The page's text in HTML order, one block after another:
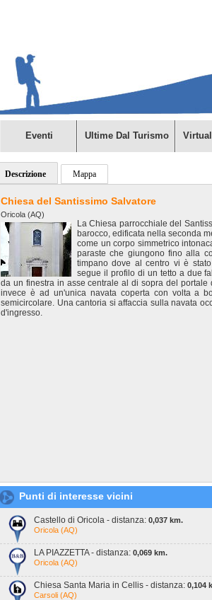
Eventi Ultime Dal Turismo
Descrizione Mappa
Chiesa del Santissimo Salvatore
Oricola (AQ)
La Chiesa parrocchiale del
barocco, edificata nella seconda
come un corpo simmetrico
paraste che giungono fino alla
timpano dove al centro vi è
segue il profilo di un tetto a due
da un finestra in asse centrale al di sopra del
invece è ad un'unica navata coperta con volta a
semicircolare. Una cantoria si affaccia sulla navata
d'ingresso.
Punti di interesse vicini
Castello di Oricola - distanza: 0,037 km.
Oricola (AQ)
LA PIAZZETTA - distanza: 0,069 km.
Oricola (AQ)
Chiesa Santa Maria in Cellis - distanza: 0,104
Carsoli (AQ)